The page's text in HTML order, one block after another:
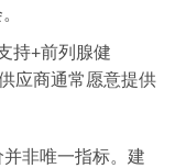
持+前列腺健
应商通常愿意提供
非唯一指标。建